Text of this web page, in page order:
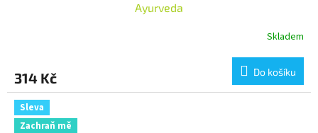
Ayurveda
Skladem
314 Kč Do košíku
Sleva
Zachraň mě